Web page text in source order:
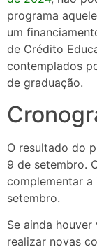
programa
um
de Crédito
contemplados
de graduação.
O resultado do
9 de setembro.
complementar a
setembro.
Se ainda
realizar novas